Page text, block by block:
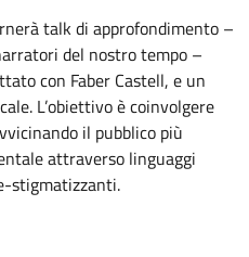
talk di approfondimento –
del nostro tempo –
con Faber Castell, e un
L’obiettivo è coinvolgere
il pubblico più
attraverso linguaggi
stigmatizzanti.